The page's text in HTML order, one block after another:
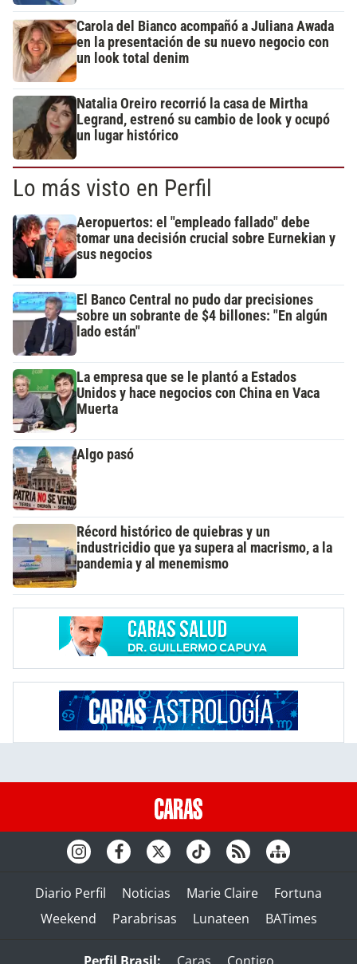
Carola del Bianco acompañó a Juliana Awada
en la presentación de su nuevo negocio con
un look total denim
Natalia Oreiro recorrió la casa de Mirtha
Legrand, estrenó su cambio de look y ocupó
un lugar histórico
Lo más visto en Perfil
Aeropuertos: el "empleado fallado" debe
tomar una decisión crucial sobre Eurnekian y
sus negocios
El Banco Central no pudo dar precisiones
sobre un sobrante de $4 billones: "En algún
lado están"
La empresa que se le plantó a Estados
Unidos y hace negocios con China en Vaca
Muerta
Algo pasó
Récord histórico de quiebras y un
industricidio que ya supera al macrismo, a la
pandemia y al menemismo
Diario Perfil Noticias Marie Claire
Fortuna
Weekend
Parabrisas Lunateen BATimes